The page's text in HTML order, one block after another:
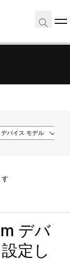
デバイス モデル
デバ
定し